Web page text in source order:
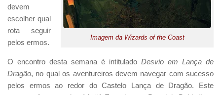
Imagem da Wizards of the Coast
devem
escolher qual
rota seguir
pelos ermos.
O encontro desta semana é intitulado Desvio em Lança de
Dragão, no qual os aventureiros devem navegar com sucesso
pelos ermos ao redor do Castelo Lança de Dragão. Este